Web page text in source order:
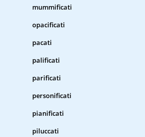
mummificati
opacificati
pacati
palificati
parificati
personificati
pianificati
piluccati